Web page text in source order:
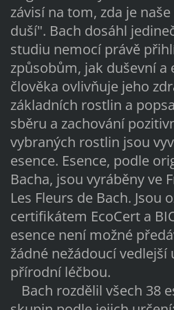
závisí na tom, zda je
duší". Bach dosáhl
studiu nemocí právě
způsobům, jak duševní a
člověka ovlivňuje jeho
základních rostlin a
sběru a zachování
vybraných rostlin jsou
esence. Esence, podle
Bacha, jsou vyráběny ve
Les Fleurs de Bach. Jsou
certifikátem EcoCert a
esence není možné
žádné nežádoucí vedlejší
přírodní léčbou.
Bach rozdělil všech 38